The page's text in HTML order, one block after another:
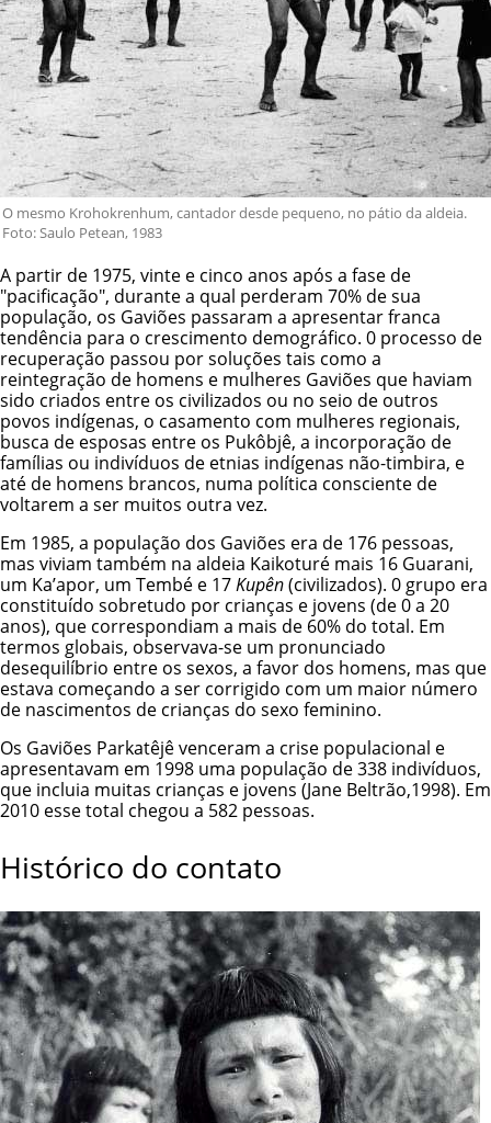
O mesmo Krohokrenhum, cantador desde pequeno, no pátio da aldeia.
Foto: Saulo Petean, 1983
A partir de 1975, vinte e cinco anos após a fase de
"pacificação", durante a qual perderam 70% de sua
população, os Gaviões passaram a apresentar franca
tendência para o crescimento demográfico. 0 processo de
recuperação passou por soluções tais como a
reintegração de homens e mulheres Gaviões que haviam
sido criados entre os civilizados ou no seio de outros
povos indígenas, o casamento com mulheres regionais,
busca de esposas entre os Pukôbjê, a incorporação de
famílias ou indivíduos de etnias indígenas não-timbira, e
até de homens brancos, numa política consciente de
voltarem a ser muitos outra vez.
Em 1985, a população dos Gaviões era de 176 pessoas,
mas viviam também na aldeia Kaikoturé mais 16 Guarani,
um Ka’apor, um Tembé e 17Kupên(civilizados). 0 grupo era
constituído sobretudo por crianças e jovens (de 0 a 20
anos), que correspondiam a mais de 60% do total. Em
termos globais, observava-se um pronunciado
desequilíbrio entre os sexos, a favor dos homens, mas que
estava começando a ser corrigido com um maior número
de nascimentos de crianças do sexo feminino.
Os Gaviões Parkatêjê venceram a crise populacional e
apresentavam em 1998 uma população de 338 indivíduos,
que incluia muitas crianças e jovens (Jane Beltrão,1998). Em
2010 esse total chegou a 582 pessoas.
Histórico do contato